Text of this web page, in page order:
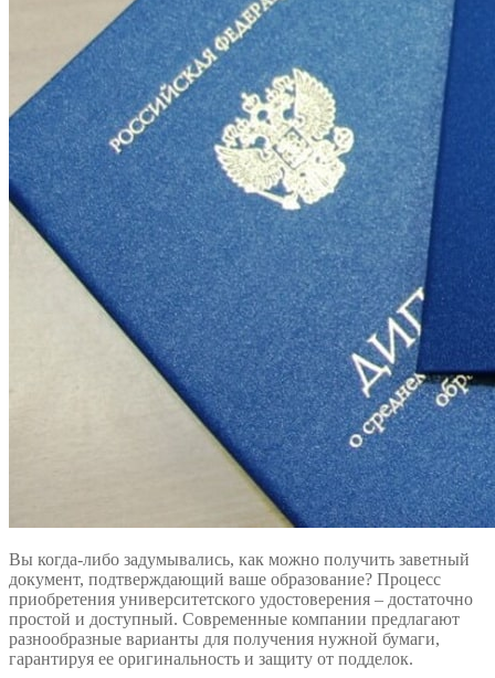
Вы когда-либо задумывались, как можно получить заветный
документ, подтверждающий ваше образование? Процесс
приобретения университетского удостоверения – достаточно
простой и доступный. Современные компании предлагают
разнообразные варианты для получения нужной бумаги,
гарантируя ее оригинальность и защиту от подделок.